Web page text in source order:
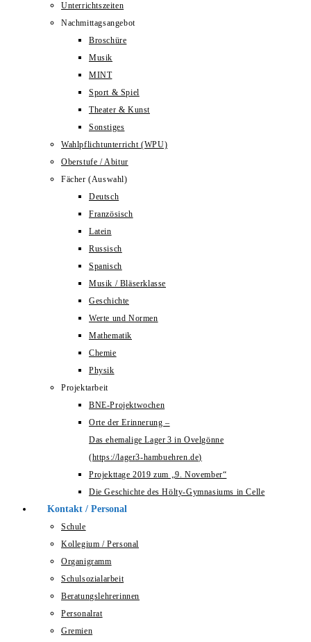
Unterrichtszeiten
Nachmittagsangebot
Broschüre
Musik
MINT
Sport & Spiel
Theater & Kunst
Sonstiges
Wahlpflichtunterricht (WPU)
Oberstufe / Abitur
Fächer (Auswahl)
Deutsch
Französisch
Latein
Russisch
Spanisch
Musik / Bläserklasse
Geschichte
Werte und Normen
Mathematik
Chemie
Physik
Projektarbeit
BNE-Projektwochen
Orte der Erinnerung –
Das ehemalige Lager 3 in Ovelgönne
(https://lager3-hambuehren.de)
Projekttage 2019 zum „9. November“
Die Geschichte des Hölty-Gymnasiums in Celle
Kontakt / Personal
Schule
Kollegium / Personal
Organigramm
Schulsozialarbeit
Beratungslehrerinnen
Personalrat
Gremien